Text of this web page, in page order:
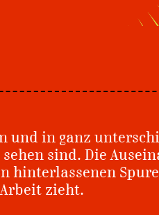
und in ganz
sind. Die
hinterlassenen
zieht.